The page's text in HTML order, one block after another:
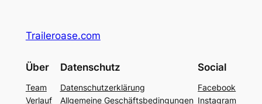
Traileroase.com
Über
Team
Verlauf
Datenschutz
Datenschutzerklärung
Allgemeine Geschäftsbedingungen
Social
Facebook
Instagram